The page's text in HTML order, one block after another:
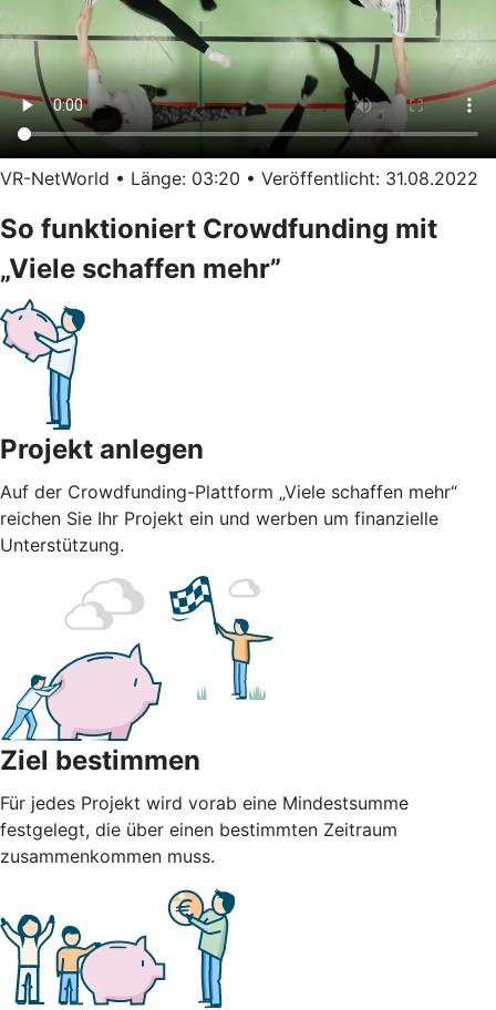
VR-NetWorld • Länge: 03:20 • Veröffentlicht: 31.08.2022
So funktioniert Crowdfunding mit
„Viele schaffen mehr”
Projekt anlegen
Auf der Crowdfunding-Plattform „Viele schaffen mehr“
reichen Sie Ihr Projekt ein und werben um finanzielle
Unterstützung.
Ziel bestimmen
Für jedes Projekt wird vorab eine Mindestsumme
festgelegt, die über einen bestimmten Zeitraum
zusammenkommen muss.